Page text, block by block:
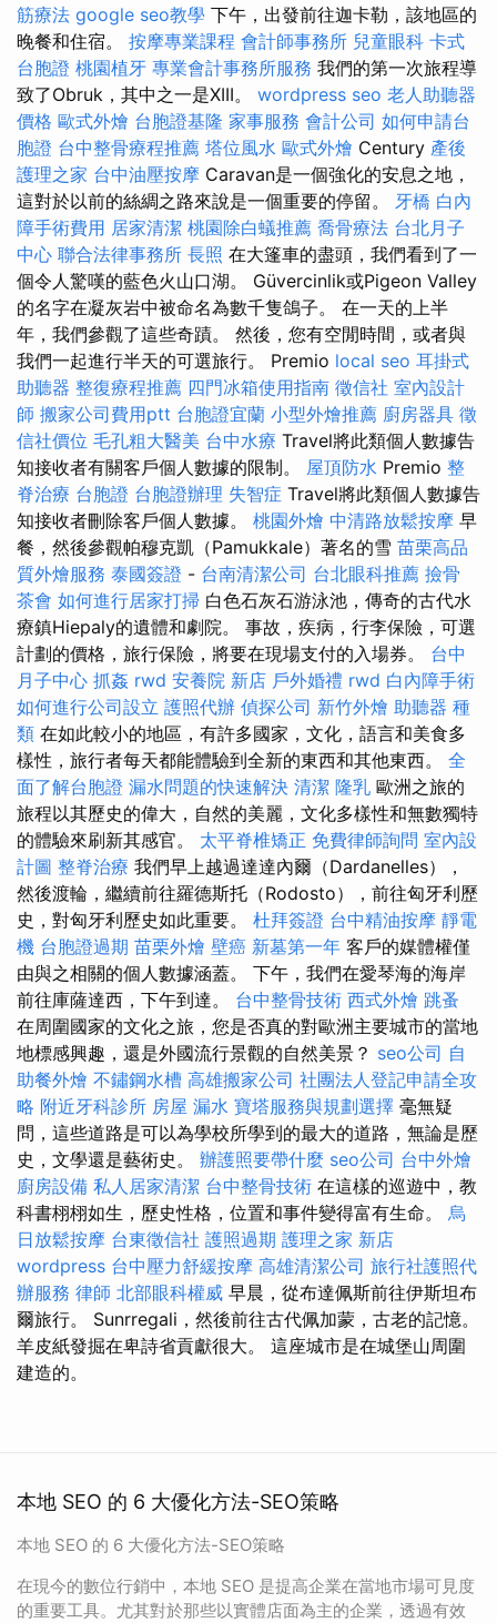
筋療法 google seo教學 下午，出發前往迦卡勒，該地區的
晚餐和住宿。 按摩專業課程 會計師事務所 兒童眼科 卡式
台胞證 桃園植牙 專業會計事務所服務 我們的第一次旅程導
致了Obruk，其中之一是XIII。 wordpress seo 老人助聽器
價格 歐式外燴 台胞證基隆 家事服務 會計公司 如何申請台
胞證 台中整骨療程推薦 塔位風水 歐式外燴 Century 產後
護理之家 台中油壓按摩 Caravan是一個強化的安息之地，
這對於以前的絲綢之路來說是一個重要的停留。 牙橋 白內
障手術費用 居家清潔 桃園除白蟻推薦 喬骨療法 台北月子
中心 聯合法律事務所 長照 在大篷車的盡頭，我們看到了一
個令人驚嘆的藍色火山口湖。 Güvercinlik或Pigeon Valley
的名字在凝灰岩中被命名為數千隻鴿子。 在一天的上半
年，我們參觀了這些奇蹟。 然後，您有空閒時間，或者與
我們一起進行半天的可選旅行。 Premio local seo 耳掛式
助聽器 整復療程推薦 四門冰箱使用指南 徵信社 室內設計
師 搬家公司費用ptt 台胞證宜蘭 小型外燴推薦 廚房器具 徵
信社價位 毛孔粗大醫美 台中水療 Travel將此類個人數據告
知接收者有關客戶個人數據的限制。 屋頂防水 Premio 整
脊治療 台胞證 台胞證辦理 失智症 Travel將此類個人數據告
知接收者刪除客戶個人數據。 桃園外燴 中清路放鬆按摩 早
餐，然後參觀帕穆克凱（Pamukkale）著名的雪 苗栗高品
質外燴服務 泰國簽證 - 台南清潔公司 台北眼科推薦 撿骨
茶會 如何進行居家打掃 白色石灰石游泳池，傳奇的古代水
療鎮Hiepaly的遺體和劇院。 事故，疾病，行李保險，可選
計劃的價格，旅行保險，將要在現場支付的入場券。 台中
月子中心 抓姦 rwd 安養院 新店 戶外婚禮 rwd 白內障手術
如何進行公司設立 護照代辦 偵探公司 新竹外燴 助聽器 種
類 在如此較小的地區，有許多國家，文化，語言和美食多
樣性，旅行者每天都能體驗到全新的東西和其他東西。 全
面了解台胞證 漏水問題的快速解決 清潔 隆乳 歐洲之旅的
旅程以其歷史的偉大，自然的美麗，文化多樣性和無數獨特
的體驗來刷新其感官。 太平脊椎矯正 免費律師詢問 室內設
計圖 整脊治療 我們早上越過達達內爾（Dardanelles），
然後渡輪，繼續前往羅德斯托（Rodosto），前往匈牙利歷
史，對匈牙利歷史如此重要。 杜拜簽證 台中精油按摩 靜電
機 台胞證過期 苗栗外燴 壁癌 新墓第一年 客戶的媒體權僅
由與之相關的個人數據涵蓋。 下午，我們在愛琴海的海岸
前往庫薩達西，下午到達。 台中整骨技術 西式外燴 跳蚤
在周圍國家的文化之旅，您是否真的對歐洲主要城市的當地
地標感興趣，還是外國流行景觀的自然美景？ seo公司 自
助餐外燴 不鏽鋼水槽 高雄搬家公司 社團法人登記申請全攻
略 附近牙科診所 房屋 漏水 寶塔服務與規劃選擇 毫無疑
問，這些道路是可以為學校所學到的最大的道路，無論是歷
史，文學還是藝術史。 辦護照要帶什麼 seo公司 台中外燴
廚房設備 私人居家清潔 台中整骨技術 在這樣的巡遊中，教
科書栩栩如生，歷史性格，位置和事件變得富有生命。 烏
日放鬆按摩 台東徵信社 護照過期 護理之家 新店
wordpress 台中壓力舒緩按摩 高雄清潔公司 旅行社護照代
辦服務 律師 北部眼科權威 早晨，從布達佩斯前往伊斯坦布
爾旅行。 Sunrregali，然後前往古代佩加蒙，古老的記憶。
羊皮紙發掘在卑詩省貢獻很大。 這座城市是在城堡山周圍
建造的。
本地 SEO 的 6 大優化方法-SEO策略
本地 SEO 的 6 大優化方法-SEO策略
在現今的數位行銷中，本地 SEO 是提高企業在當地市場可見度
的重要工具。尤其對於那些以實體店面為主的企業，透過有效